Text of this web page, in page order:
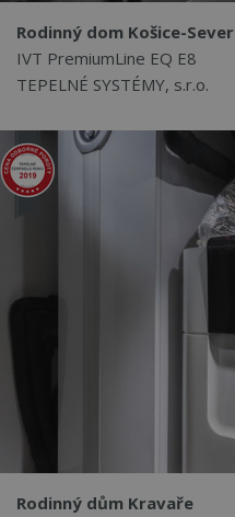
Rodinný dom Košice-Sever
IVT PremiumLine EQ E8
TEPELNÉ SYSTÉMY, s.r.o.
Rodinný dům Kravaře